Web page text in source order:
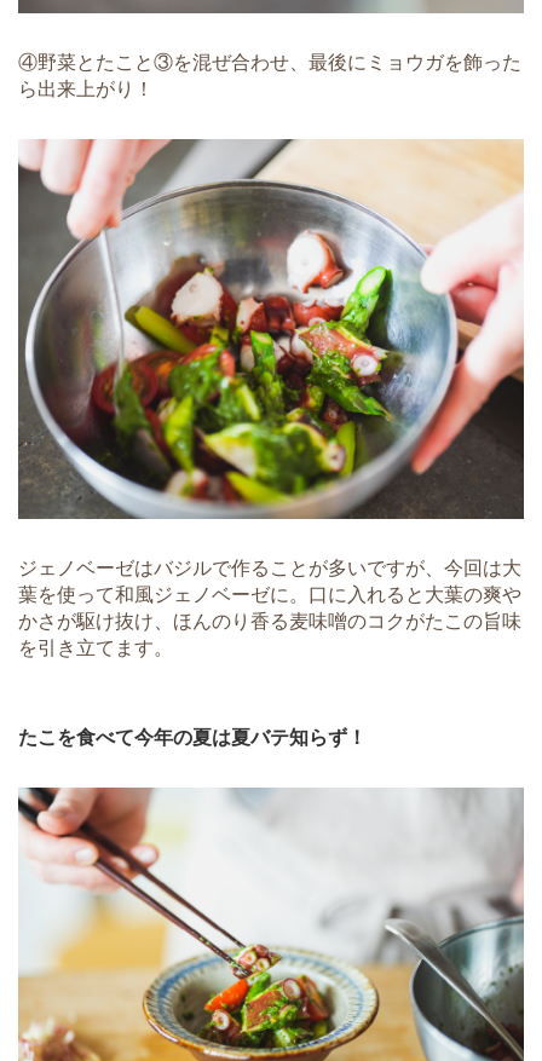
④野菜とたこと③を混ぜ合わせ、最後にミョウガを飾った
ら出来上がり！
ジェノベーゼはバジルで作ることが多いですが、今回は大
葉を使って和風ジェノベーゼに。口に入れると大葉の爽や
かさが駆け抜け、ほんのり香る麦味噌のコクがたこの旨味
を引き立てます。
たこを食べて今年の夏は夏バテ知らず！